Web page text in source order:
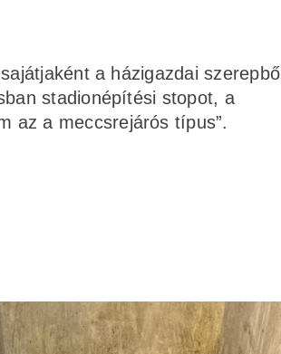
a házigazdai szerepből
stadionépítési stopot, a
az a meccsrejárós típus”.